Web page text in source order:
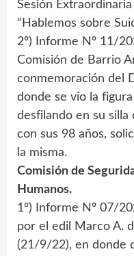
Sesión
“Hablemos sobre
2º) Informe Nº 11/
Comisión de Barrio
conmemoración del
donde se vio la figura
desfilando en su
con sus 98 años,
la misma.
Comisión de
Humanos.
1º) Informe Nº 07/
por el edil Marco A.
(21/9/22), en donde